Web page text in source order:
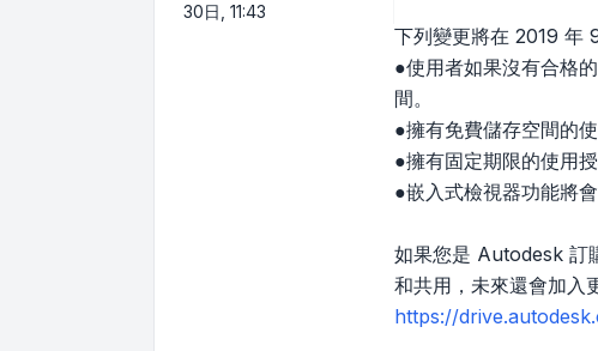
30日, 11:43
下列變更將在 2019 年
●使用者如果沒有合格
間。
●擁有免費儲存空間的
●擁有固定期限的使用
●嵌入式檢視器功能將
如果您是 Autodesk 訂
和共用，未來還會加入
https://